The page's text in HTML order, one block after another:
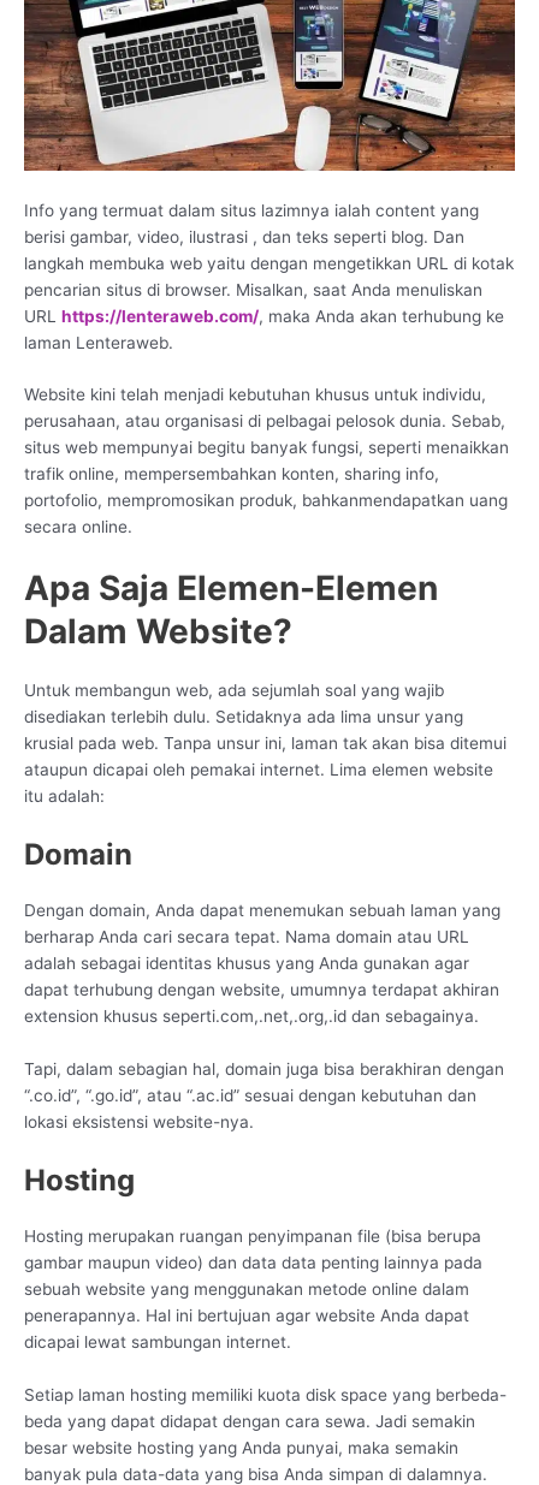
Info yang termuat dalam situs lazimnya ialah content yang
berisi gambar, video, ilustrasi , dan teks seperti blog. Dan
langkah membuka web yaitu dengan mengetikkan URL di kotak
pencarian situs di browser. Misalkan, saat Anda menuliskan
URL https://lenteraweb.com/, maka Anda akan terhubung ke
laman Lenteraweb.
Website kini telah menjadi kebutuhan khusus untuk individu,
perusahaan, atau organisasi di pelbagai pelosok dunia. Sebab,
situs web mempunyai begitu banyak fungsi, seperti menaikkan
trafik online, mempersembahkan konten, sharing info,
portofolio, mempromosikan produk, bahkanmendapatkan uang
secara online.
Apa Saja Elemen-Elemen
Dalam Website?
Untuk membangun web, ada sejumlah soal yang wajib
disediakan terlebih dulu. Setidaknya ada lima unsur yang
krusial pada web. Tanpa unsur ini, laman tak akan bisa ditemui
ataupun dicapai oleh pemakai internet. Lima elemen website
itu adalah:
Domain
Dengan domain, Anda dapat menemukan sebuah laman yang
berharap Anda cari secara tepat. Nama domain atau URL
adalah sebagai identitas khusus yang Anda gunakan agar
dapat terhubung dengan website, umumnya terdapat akhiran
extension khusus seperti.com,.net,.org,.id dan sebagainya.
Tapi, dalam sebagian hal, domain juga bisa berakhiran dengan
“.co.id”, “.go.id”, atau “.ac.id” sesuai dengan kebutuhan dan
lokasi eksistensi website-nya.
Hosting
Hosting merupakan ruangan penyimpanan file (bisa berupa
gambar maupun video) dan data data penting lainnya pada
sebuah website yang menggunakan metode online dalam
penerapannya. Hal ini bertujuan agar website Anda dapat
dicapai lewat sambungan internet.
Setiap laman hosting memiliki kuota disk space yang berbeda-
beda yang dapat didapat dengan cara sewa. Jadi semakin
besar website hosting yang Anda punyai, maka semakin
banyak pula data-data yang bisa Anda simpan di dalamnya.